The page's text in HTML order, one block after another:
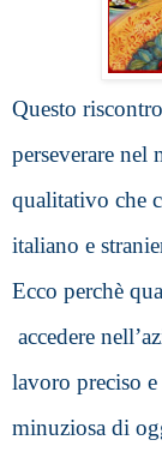
Questo
perseverare
qualitativo che
italiano e
Ecco perchè
accedere
lavoro preciso e
minuziosa di